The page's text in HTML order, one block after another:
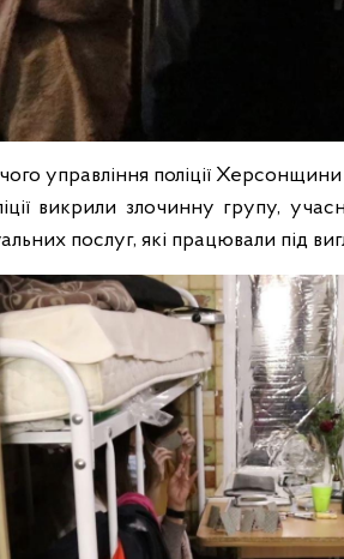
управління поліції
викрили злочинну групу,
послуг, які працювали під